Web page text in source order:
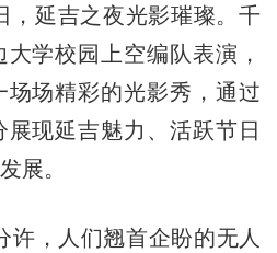
延吉之夜光影璀璨。千
学校园上空编队表演，
场场精彩的光影秀，通过
现延吉魅力、活跃节日
展。
，人们翘首企盼的无人